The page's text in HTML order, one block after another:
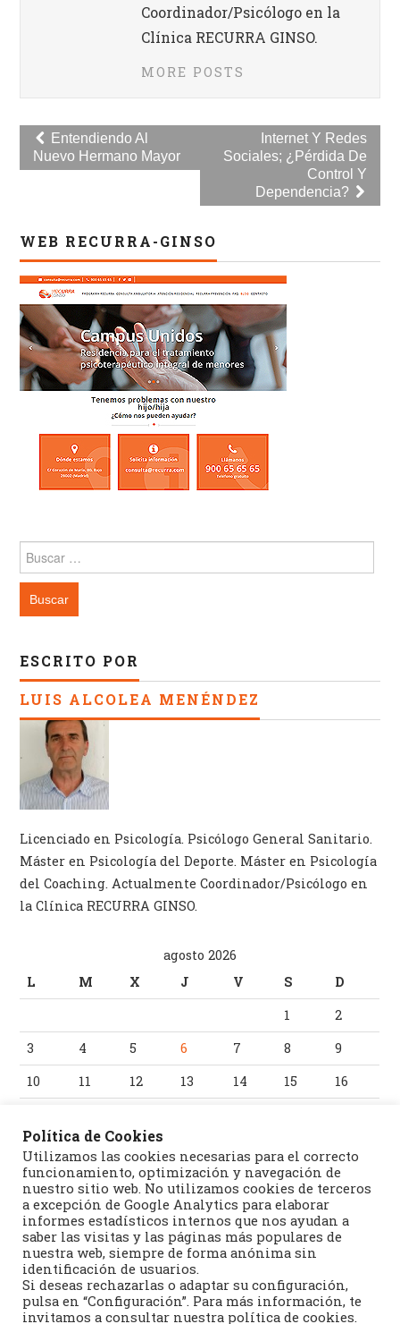
Coordinador/Psicólogo en la
Clínica RECURRA GINSO.
MORE POSTS
Navegación
de
Entendiendo Al
Nuevo Hermano Mayor
Internet Y Redes
Sociales; ¿pérdida De
Control Y
Dependencia?
WEB RECURRA-GINSO
ESCRITO POR
LUIS ALCOLEA MENÉNDEZ
Licenciado en Psicología. Psicólogo General Sanitario.
Máster en Psicología del Deporte. Máster en Psicología
del Coaching. Actualmente Coordinador/Psicólogo en
la Clínica RECURRA GINSO.
agosto 2026
L
M X J V S
D
1
2
3
4 5 6 7 8
9
10
11 12 13 14 15
16
24
25 26
31
« Jul
Política de Cookies
Utilizamos las cookies necesarias para el correcto
funcionamiento, optimización y navegación de
nuestro sitio web. No utilizamos cookies de terceros
a excepción de Google Analytics para elaborar
informes estadísticos internos que nos ayudan a
saber las visitas y las páginas más populares de
nuestra web, siempre de forma anónima sin
identificación de usuarios.
Si deseas rechazarlas o adaptar su configuración,
pulsa en “Configuración”. Para más información, te
invitamos a consultar nuestra política de cookies.